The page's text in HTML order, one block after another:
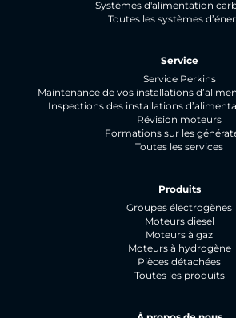
Systèmes d'alimentation
Toutes les systèmes
Service
Service Perkins
Maintenance de vos installations
Inspections des installations
Révision moteurs
Formations sur les
Toutes les services
Produits
Groupes électrogènes
Moteurs diesel
Moteurs à gaz
Moteurs à hydrogène
Pièces détachées
Toutes les produits